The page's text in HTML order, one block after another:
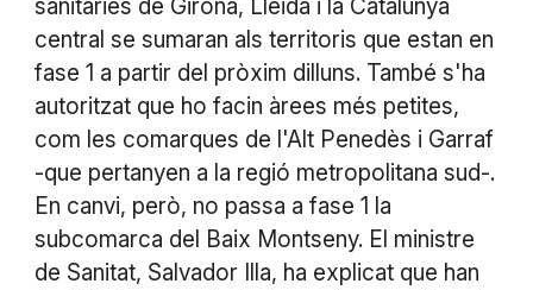
sanitàries de Girona, Lleida i la Catalunya
central se sumaran als territoris que estan en
fase 1 a partir del pròxim dilluns. També s'ha
autoritzat que ho facin àrees més petites,
com les comarques de l'Alt Penedès i Garraf
-que pertanyen a la regió metropolitana sud-.
En canvi, però, no passa a fase 1 la
subcomarca del Baix Montseny. El ministre
de Sanitat, Salvador Illa, ha explicat que han